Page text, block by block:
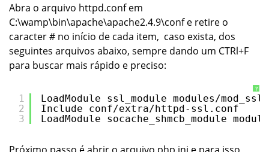
Abra o arquivo httpd.confem
C:\wamp\bin\apache\apache2.4.9\conf e retire o
caracter# no início de cada item, caso exista, dos
seguintes arquivos abaixo, sempre dando um CTRl+F
para buscar mais rápido e preciso:
?
1
2
3
LoadModule ssl_module modules/
Include conf/extra/httpd-ssl.conf
LoadModule socache_shmcb_module